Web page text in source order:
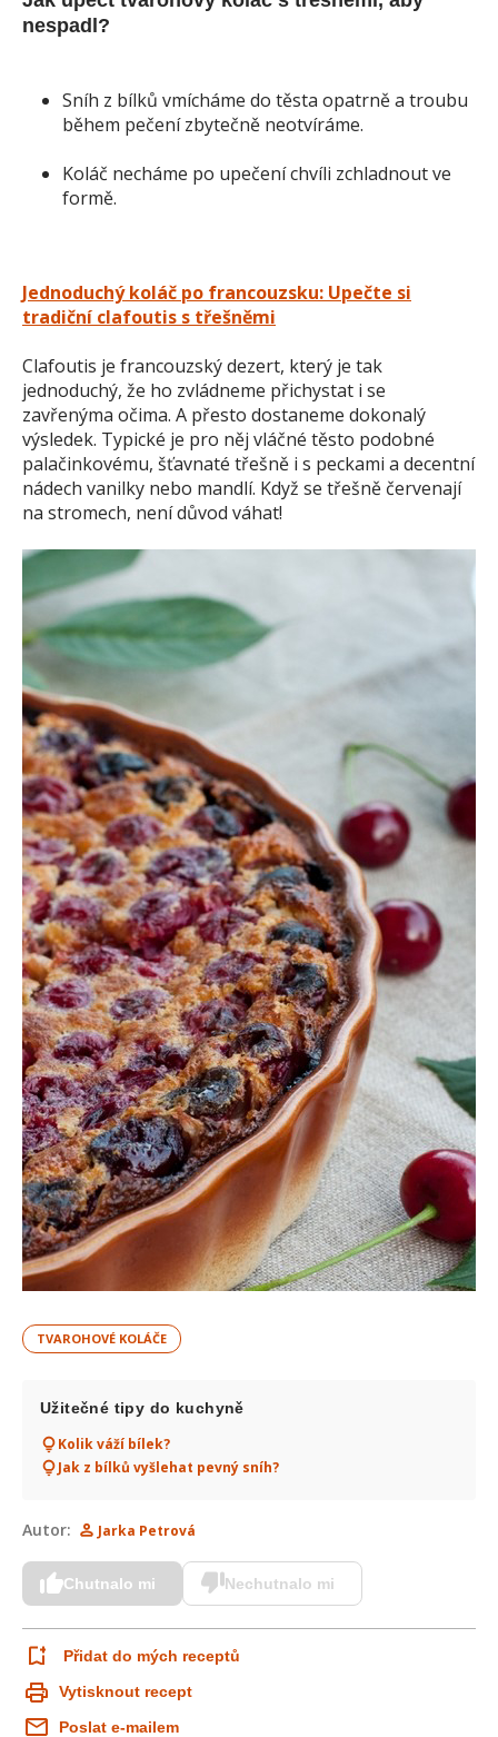
nespadl?
Sníh z bílků vmícháme do těsta opatrně a troubu
během pečení zbytečně neotvíráme.
Koláč necháme po upečení chvíli zchladnout ve
formě.
Jednoduchý koláč po francouzsku: Upečte si
tradiční clafoutis s třešněmi
Clafoutis je francouzský dezert, který je tak
jednoduchý, že ho zvládneme přichystat i se
zavřenýma očima. A přesto dostaneme dokonalý
výsledek. Typické je pro něj vláčné těsto podobné
palačinkovému, šťavnaté třešně i s peckami a decentní
nádech vanilky nebo mandlí. Když se třešně červenají
na stromech, není důvod váhat!
TVAROHOVÉ KOLÁČE
Užitečné tipy do kuchyně
Kolik váží bílek?
Jak z bílků vyšlehat pevný sníh?
Autor: Jarka Petrová
Chutnalo mi Nechutnalo mi
Přidat do mých receptů
Vytisknout recept
Poslat e-mailem